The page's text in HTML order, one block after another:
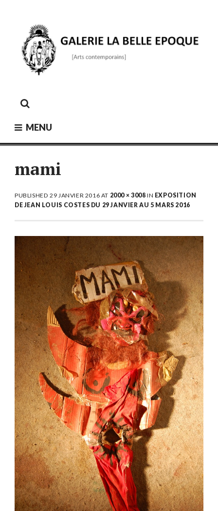
MENU
mami
PUBLISHED29 JANVIER 2016 AT 2000 × 3008 IN EXPOSITION
DE JEAN LOUIS COSTES DU 29 JANVIER AU 5 MARS 2016